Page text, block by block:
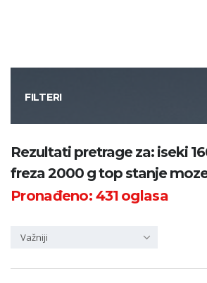
FILTERI
Kategorija
Županija
Rezultati pretrage za: iseki
freza 2000 g top stanje
Pronađeno:431oglasa
Važniji